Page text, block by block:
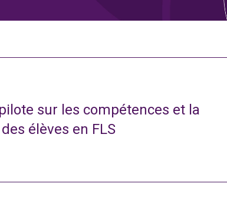
sur les compétences et la
élèves en FLS